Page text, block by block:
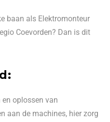
baan als Elektromonteur
Coevorden? Dan is dit
en oplossen van
aan de machines, hier zorg